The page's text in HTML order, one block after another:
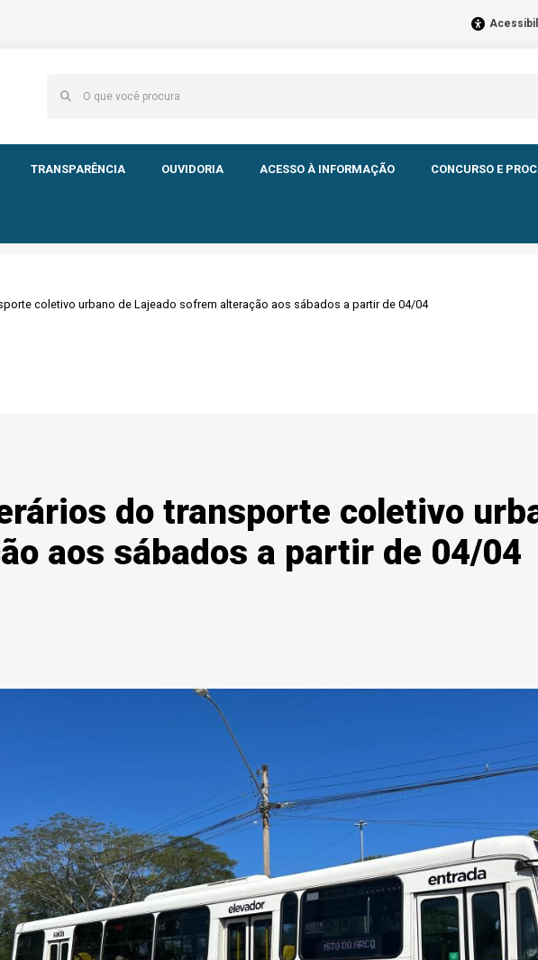
TRANSPARÊNCIA OUVIDORIA ACESSO À INFORMAÇÃO CONCURSO E
coletivo urbano de Lajeado sofrem alteração aos sábados a partir de 04/04
do transporte coletivo
aos sábados a partir de 04/04